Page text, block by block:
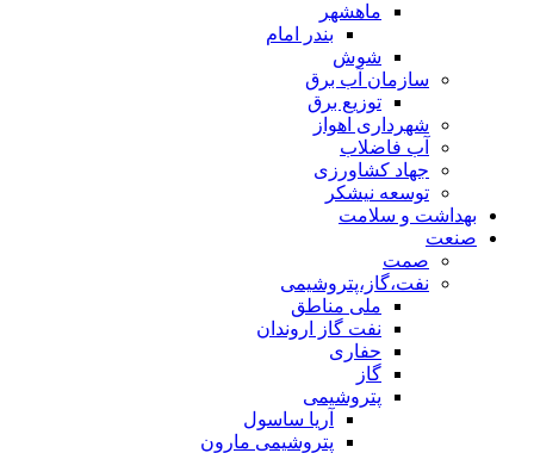
ماهشهر
بندر امام
شوش
سازمان آب برق
توزیع برق
شهرداری اهواز
آب فاضلاب
جهاد کشاورزی
توسعه نیشکر
بهداشت و سلامت
صنعت
صمت
نفت،گاز،پتروشیمی
ملی مناطق
نفت گاز اروندان
حفاری
گاز
پتروشیمی
آریا ساسول
پتروشیمی مارون